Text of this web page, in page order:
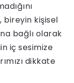
bireyin kişisel
bağlı olarak
iç sesimize
dikkate